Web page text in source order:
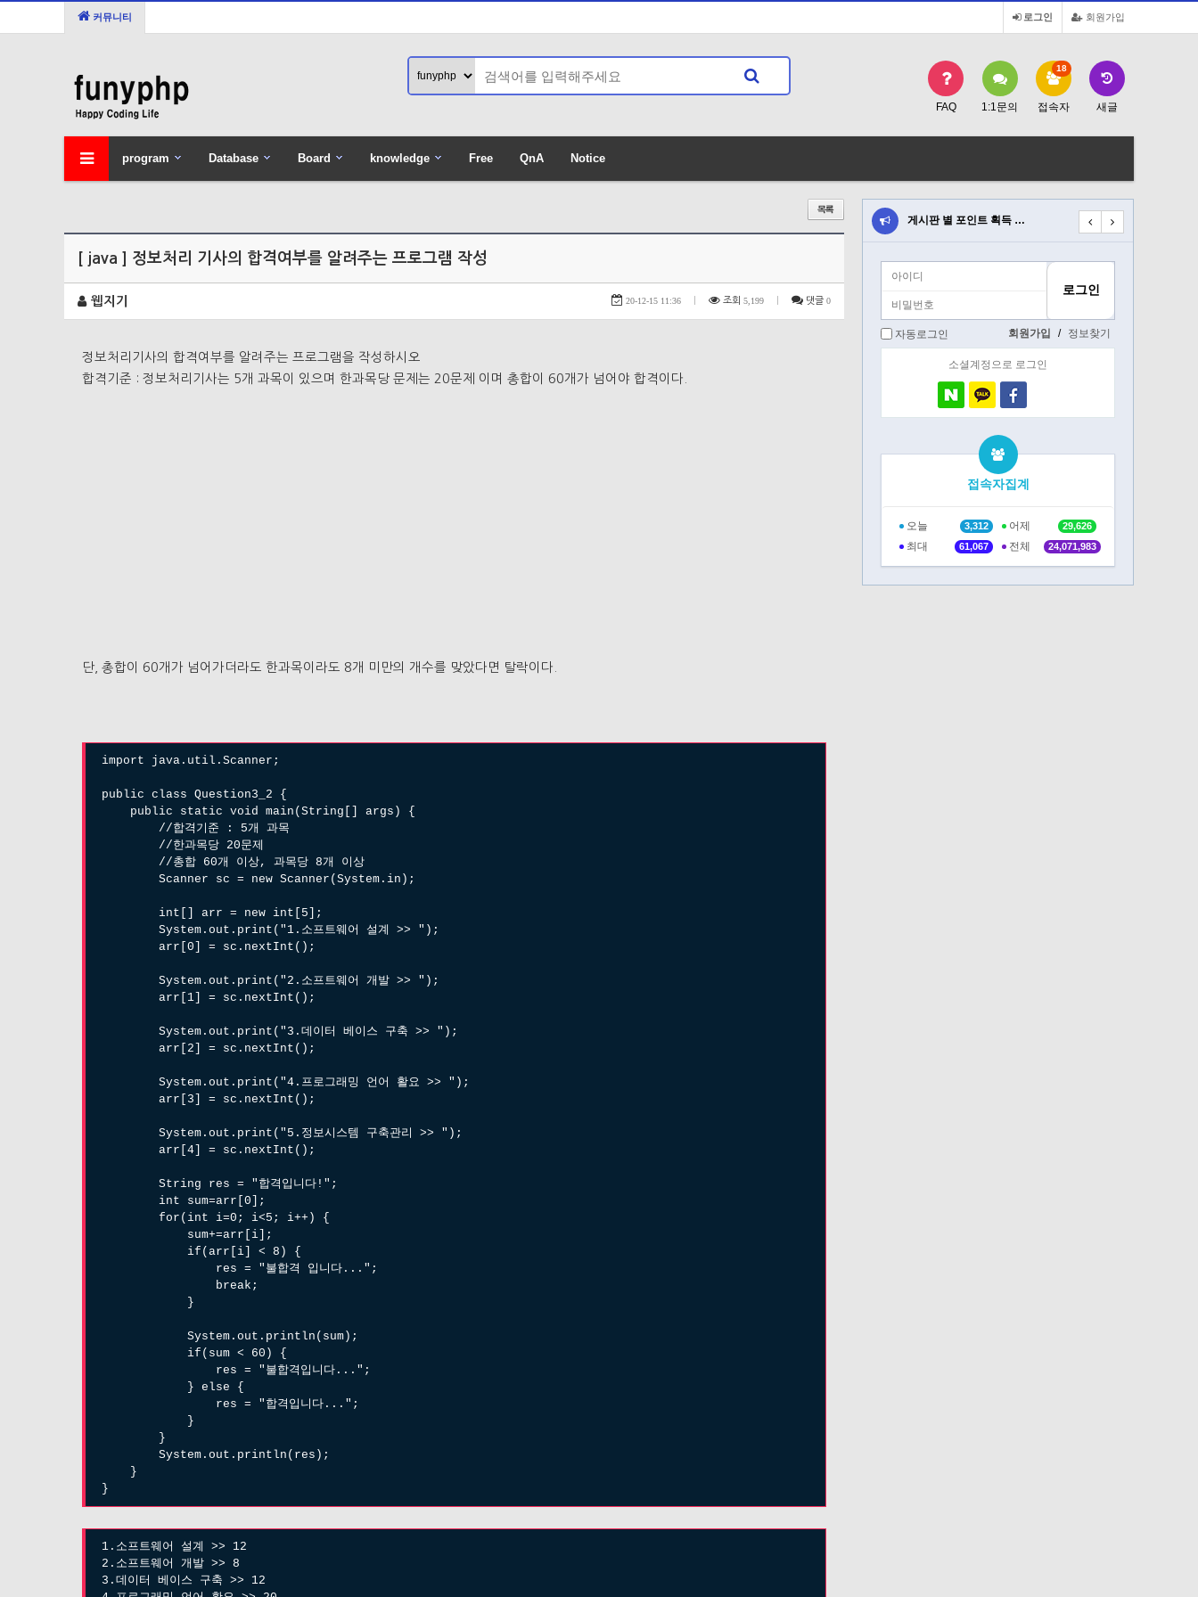
회원가입
로그인
커뮤니티
FAQ 1:1문의 접속자
18
새글
program Database Board knowledge Free QnA Notice
[ java ] 정보처리 기사의 합격여부를 알려주는 프로그램 작성
웹지기 20-12-15 11:36 조회 5,199 댓글 0
정보처리기사의 합격여부를 알려주는 프로그램을 작성하시오
합격기준 : 정보처리기사는 5개 과목이 있으며 한과목당 문제는 20문제 이며 총합이 60개가 넘어야 합격이다.
단, 총합이 60개가 넘어가더라도 한과목이라도 8개 미만의 개수를 맞았다면 탈락이다.
import java.util.Scanner;
public class Question3_2 {
public static void main(String[] args) {
//합격기준 : 5개 과목
//한과목당 20문제
//총합 60개 이상, 과목당 8개 이상
Scanner sc = new Scanner(System.in);
int[] arr = new int[5];
System.out.print("1.소프트웨어 설계 >> ");
arr[0] = sc.nextInt();
System.out.print("2.소프트웨어 개발 >> ");
arr[1] = sc.nextInt();
System.out.print("3.데이터 베이스 구축 >> ");
arr[2] = sc.nextInt();
System.out.print("4.프로그래밍 언어 활요 >> ");
arr[3] = sc.nextInt();
System.out.print("5.정보시스템 구축관리 >> ");
arr[4] = sc.nextInt();
String res = "합격입니다!";
int sum=arr[0];
for(int i=0; i<5; i++) {
sum+=arr[i];
if(arr[i] < 8) {
res = "불합격 입니다...";
break;
}
System.out.println(sum);
if(sum < 60) {
res = "불합격입니다...";
} else {
res = "합격입니다...";
}
}
System.out.println(res);
}
}
1.소프트웨어 설계 >> 12
2.소프트웨어 개발 >> 8
3.데이터 베이스 구축 >> 12
게시판 별 포인트 획득 … 게시판 별 포인트 획득 … 게시판 별 포인트 획
자동로그인 회원가입 / 정보찾기
소셜계정으로 로그인
접속자집계
오늘 3,312 어제 29,626
최대 61,067 전체 24,071,983